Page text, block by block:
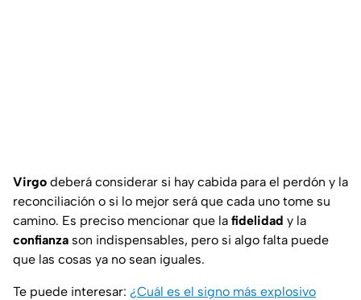
Virgo deberá considerar si hay cabida para el perdón y la
reconciliación o si lo mejor será que cada uno tome su
camino. Es preciso mencionar que la fidelidad y la
confianza son indispensables, pero si algo falta puede
que las cosas ya no sean iguales.
Te puede interesar: ¿Cuál es el signo más explosivo